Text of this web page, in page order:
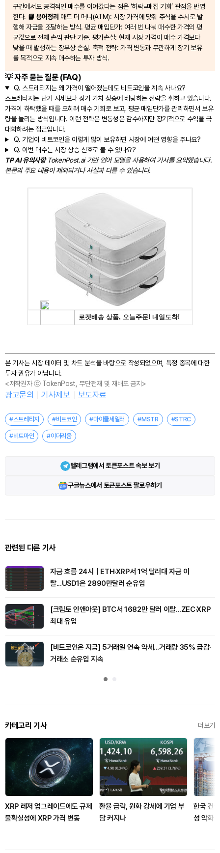
구간에서도 공격적인 매수를 이어갔다는 점은 ‘하락=매집 기회’ 관점을 반영
한다. 📘 용어정리 애트 더 머니(ATM): 시장 가격에 맞춰 주식을 수시로 발
행해 자금을 조달하는 방식. 평균 매입단가: 여러 번 나눠 매수한 가격의 평
균값으로 전체 손익 판단 기준. 평가손실: 현재 시장 가격이 매수 가격보다
낮을 때 발생하는 장부상 손실. 축적 전략: 가격 변동과 무관하게 장기 보유
를 목적으로 지속 매수하는 투자 방식.
💡 자주 묻는 질문 (FAQ)
Q. 스트레티지는 왜 가격이 떨어졌는데도 비트코인을 계속 사나요?
스트레티지는 단기 시세보다 장기 가치 상승에 베팅하는 전략을 취하고 있습니다.
가격이 하락했을 때를 오히려 매수 기회로 보고, 평균 매입단가를 관리하면서 보유
량을 늘리는 방식입니다. 이런 전략은 변동성은 감수하지만 장기적으로 수익을 극
대화하려는 접근입니다.
Q. 기업이 비트코인을 이렇게 많이 보유하면 시장에 어떤 영향을 주나요?
Q. 이번 매수는 시장 상승 신호로 볼 수 있나요?
TP AI 유의사항TokenPost.ai 기반 언어 모델을 사용하여 기사를 요약했습니다.
본문의 주요 내용이 제외되거나 사실과 다를 수 있습니다.
본 기사는 시장 데이터 및 차트 분석을 바탕으로 작성되었으며, 특정 종목에 대한
투자 권유가 아닙니다.
<저작권자 ⓒ TokenPost, 무단전재 및 재배포 금지>
광고문의 기사제보 보도자료
#스트레티지 #비트코인 #마이클세일러 #MSTR #STRC
#비트마인 #이더리움
텔레그램에서 토큰포스트 속보 보기
구글뉴스에서 토큰포스트 팔로우하기
관련된 다른 기사
자금 흐름 24시｜ETH·XRP서 1억 달러대 자금 이
탈...USD1은 2890만달러 순유입
[크립토 인앤아웃] BTC서 1682만 달러 이탈...ZEC·XRP
최대 유입
[비트코인은 지금] 5거래일 연속 약세...거래량 35% 급감·
거래소 순유입 지속
카테고리 기사 더보기
XRP 레저 업그레이드에도 규제
불확실성에 XRP 가격 변동
환율 급락, 원화 강세에 기업 부
담 커지나
한국 건
성 악화